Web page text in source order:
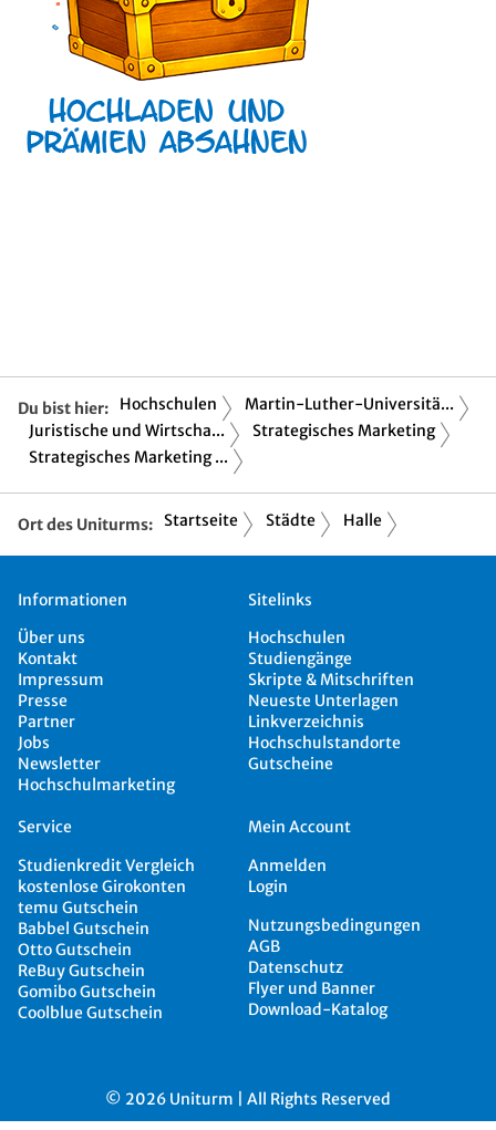
Du bist hier: Hochschulen
Martin-Luther-Universitä...
Juristische und Wirtscha...
Strategisches Marketing
Strategisches Marketing ...
Ort des Uniturms: Startseite Städte Halle
Informationen
Über uns
Kontakt
Impressum
Presse
Partner
Jobs
Newsletter
Hochschulmarketing
Sitelinks
Hochschulen
Studiengänge
Skripte & Mitschriften
Neueste Unterlagen
Linkverzeichnis
Hochschulstandorte
Gutscheine
Service
Studienkredit Vergleich
kostenlose Girokonten
temu Gutschein
Babbel Gutschein
Otto Gutschein
ReBuy Gutschein
Gomibo Gutschein
Coolblue Gutschein
Mein Account
Anmelden
Login
Nutzungsbedingungen
AGB
Datenschutz
Flyer und Banner
Download-Katalog
© 2026 Uniturm | All Rights Reserved